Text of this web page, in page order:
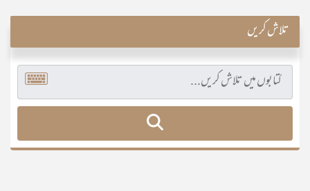
تلاش کریں